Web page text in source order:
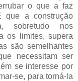
o que a faz
que a construção
sobretudo nos
os limites, supera
são semelhantes
necessitam ser
se interesse por
se, para torná-la